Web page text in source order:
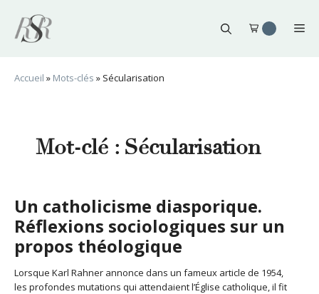
contenu
Accueil » Mots-clés » Sécularisation
Mot-clé : Sécularisation
Un catholicisme diasporique.
Réflexions sociologiques sur un
propos théologique
Lorsque Karl Rahner annonce dans un fameux article de 1954,
les profondes mutations qui attendaient l’Église catholique, il fit